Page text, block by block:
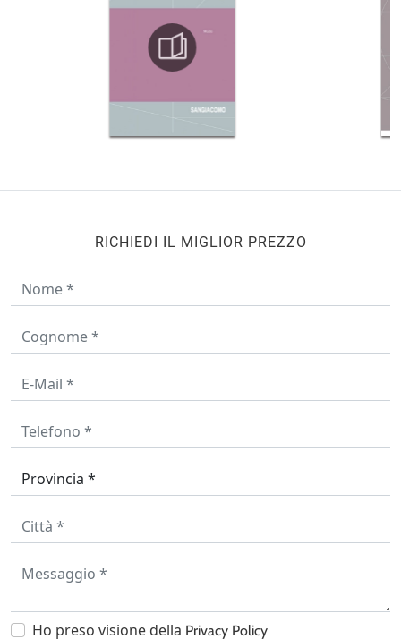
RICHIEDI IL MIGLIOR PREZZO
Ho preso visione della Privacy Policy